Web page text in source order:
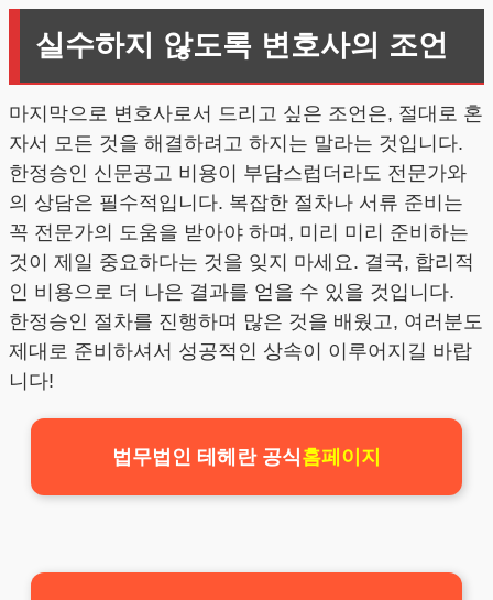
실수하지 않도록 변호사의 조언
마지막으로 변호사로서 드리고 싶은 조언은, 절대로 혼
자서 모든 것을 해결하려고 하지는 말라는 것입니다.
한정승인 신문공고 비용이 부담스럽더라도 전문가와
의 상담은 필수적입니다. 복잡한 절차나 서류 준비는
꼭 전문가의 도움을 받아야 하며, 미리 미리 준비하는
것이 제일 중요하다는 것을 잊지 마세요. 결국, 합리적
인 비용으로 더 나은 결과를 얻을 수 있을 것입니다.
한정승인 절차를 진행하며 많은 것을 배웠고, 여러분도
제대로 준비하셔서 성공적인 상속이 이루어지길 바랍
니다!
법무법인 테헤란 공식홈페이지